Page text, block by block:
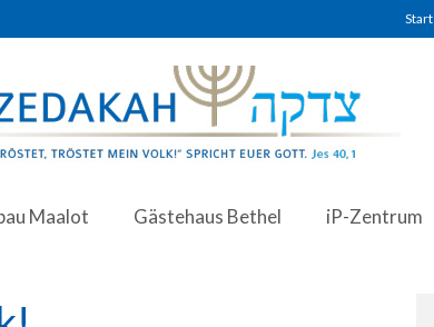
Start
Maalot Gästehaus Bethel iP-Zentrum